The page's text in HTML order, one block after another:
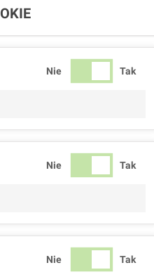
Nie Tak
Nie Tak
Nie Tak